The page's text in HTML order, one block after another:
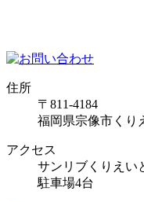
住所
〒811-4184
福岡県宗像市くり
アクセス
サンリブくりえい
駐車場4台